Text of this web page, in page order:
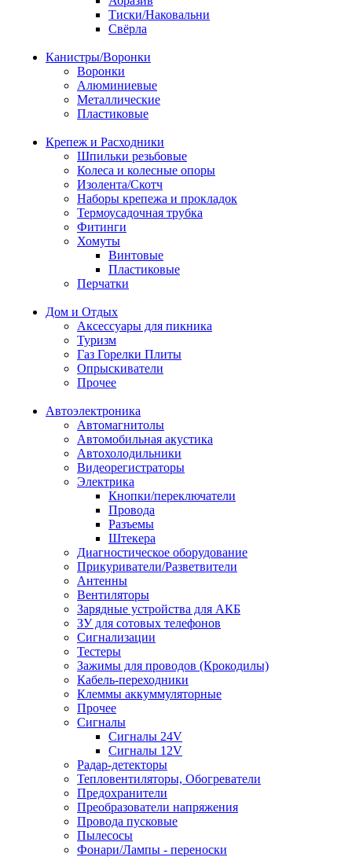
Тиски/Наковальни
Свёрла
Канистры/Воронки
Воронки
Алюминиевые
Металлические
Пластиковые
Крепеж и Расходники
Шпильки резьбовые
Колеса и колесные опоры
Изолента/Скотч
Наборы крепежа и прокладок
Термоусадочная трубка
Фитинги
Хомуты
Винтовые
Пластиковые
Перчатки
Дом и Отдых
Аксессуары для пикника
Туризм
Газ Горелки Плиты
Опрыскиватели
Прочее
Автоэлектроника
Автомагнитолы
Автомобильная акустика
Автохолодильники
Видеорегистраторы
Электрика
Кнопки/переключатели
Провода
Разъемы
Штекера
Диагностическое оборудование
Прикуриватели/Разветвители
Антенны
Вентиляторы
Зарядные устройства для АКБ
ЗУ для сотовых телефонов
Сигнализации
Тестеры
Зажимы для проводов (Крокодилы)
Кабель-переходники
Клеммы аккуммуляторные
Прочее
Сигналы
Сигналы 24V
Сигналы 12V
Радар-детекторы
Тепловентиляторы, Обогреватели
Предохранители
Преобразователи напряжения
Провода пусковые
Пылесосы
Фонари/Лампы - переноски